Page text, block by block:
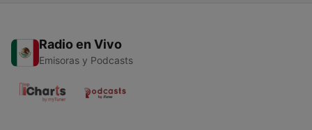
Radio en Vivo
Emisoras y Podcasts